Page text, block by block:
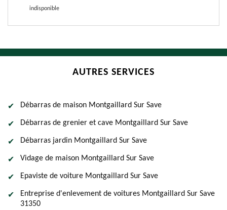
indisponible
AUTRES SERVICES
Débarras de maison Montgaillard Sur Save
Débarras de grenier et cave Montgaillard Sur Save
Débarras jardin Montgaillard Sur Save
Vidage de maison Montgaillard Sur Save
Epaviste de voiture Montgaillard Sur Save
Entreprise d'enlevement de voitures Montgaillard Sur Save
31350